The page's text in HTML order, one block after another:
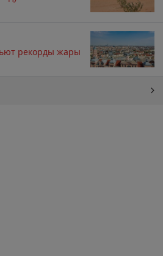
рекорды жары